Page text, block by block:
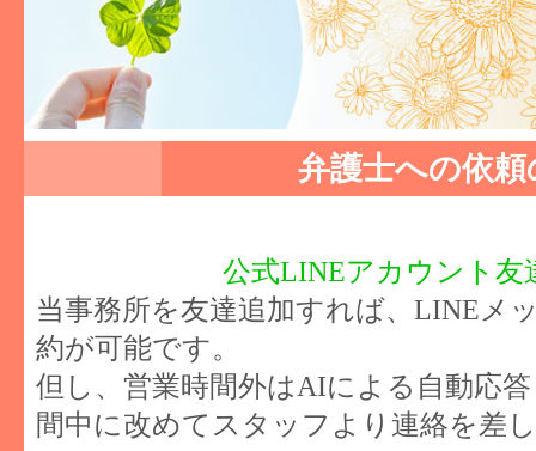
弁護士への依頼
公式LINEアカウント友
当事務所を友達追加すれば、LINEメ
約が可能です。
但し、営業時間外はAIによる自動応
間中に改めてスタッフより連絡を差